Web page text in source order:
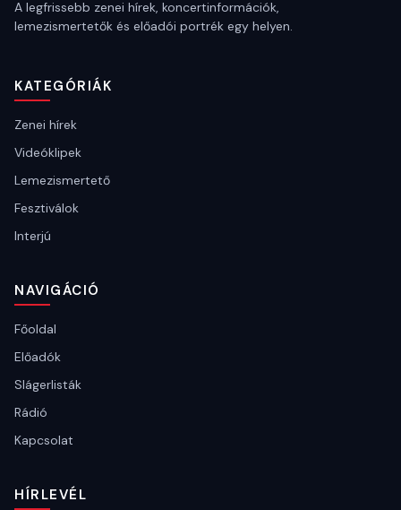
A legfrissebb zenei hírek, koncertinformációk,
lemezismertetők és előadói portrék egy helyen.
KATEGÓRIÁK
Zenei hírek
Videóklipek
Lemezismertető
Fesztiválok
Interjú
NAVIGÁCIÓ
Főoldal
Előadók
Slágerlisták
Rádió
Kapcsolat
HÍRLEVÉL